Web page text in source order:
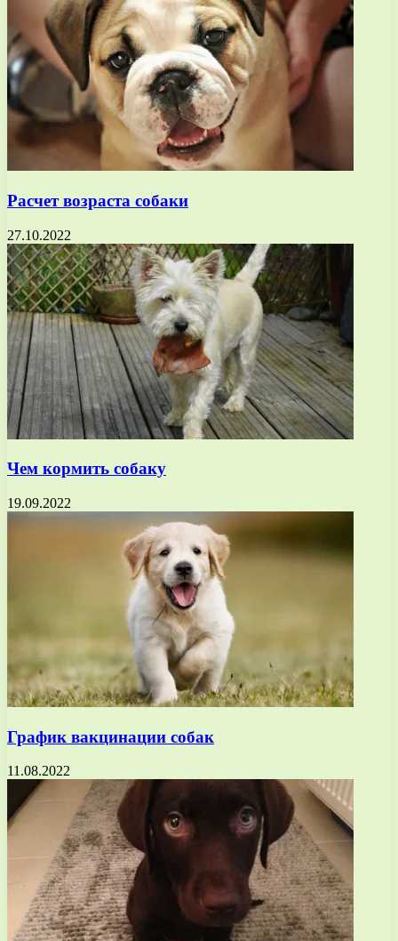
Расчет возраста собаки
27.10.2022
Чем кормить собаку
19.09.2022
График вакцинации собак
11.08.2022